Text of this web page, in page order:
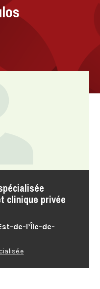
clinique privée
de-l’Île-de-